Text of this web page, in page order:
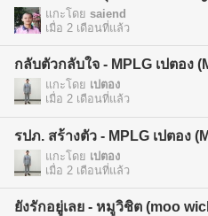
แกะโดย saiend
เมื่อ 2 เดือนที่แล้ว
กลับตัวกลับใจ - MPLG เปตอง
แกะโดย เปตอง
เมื่อ 2 เดือนที่แล้ว
รปภ. สร้างตัว - MPLG เปตอง
แกะโดย เปตอง
เมื่อ 2 เดือนที่แล้ว
ยังรักอยู่เลย - หมูวิชิต (moo